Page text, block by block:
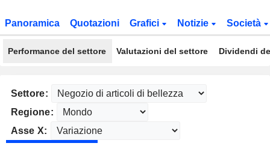
Panoramica Quotazioni Grafici Notizie Società
Performance del settore Valutazioni del settore Dividendi
Settore:
Regione:
Asse X: